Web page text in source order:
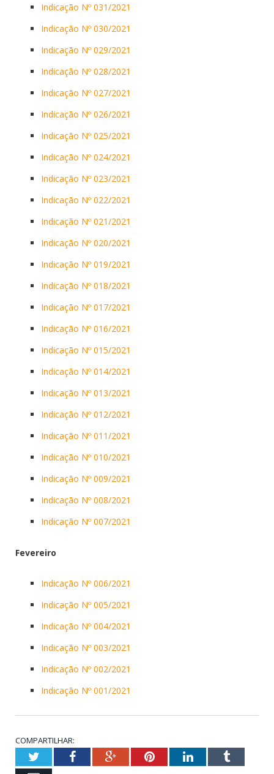
Indicação Nº 031/2021
Indicação Nº 030/2021
Indicação Nº 029/2021
Indicação Nº 028/2021
Indicação Nº 027/2021
Indicação Nº 026/2021
Indicação Nº 025/2021
Indicação Nº 024/2021
Indicação Nº 023/2021
Indicação Nº 022/2021
Indicação Nº 021/2021
Indicação Nº 020/2021
Indicação Nº 019/2021
Indicação Nº 018/2021
Indicação Nº 017/2021
Indicação Nº 016/2021
Indicação Nº 015/2021
Indicação Nº 014/2021
Indicação Nº 013/2021
Indicação Nº 012/2021
Indicação Nº 011/2021
Indicação Nº 010/2021
Indicação Nº 009/2021
Indicação Nº 008/2021
Indicação Nº 007/2021
Fevereiro
Indicação Nº 006/2021
Indicação Nº 005/2021
Indicação Nº 004/2021
Indicação Nº 003/2021
Indicação Nº 002/2021
Indicação Nº 001/2021
COMPARTILHAR:
TwitterFacebookGoogle+PinterestLinkedInTumblr